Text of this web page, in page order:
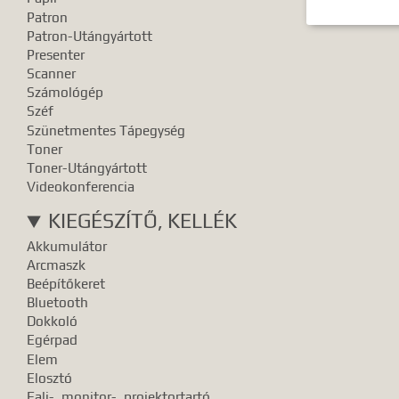
Patron
Patron-Utángyártott
Presenter
Scanner
Számológép
Széf
Szünetmentes Tápegység
Toner
Toner-Utángyártott
Videokonferencia
KIEGÉSZÍTŐ, KELLÉK
Akkumulátor
Arcmaszk
Beépítőkeret
Bluetooth
Dokkoló
Egérpad
Elem
Elosztó